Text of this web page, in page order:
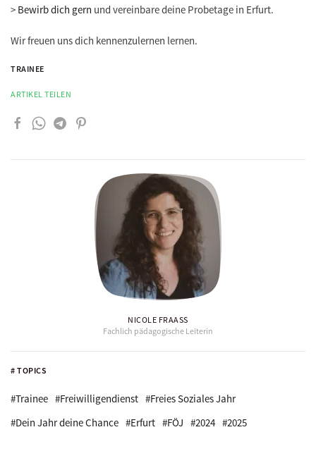
# TOPICS
#Trainee #Freiwilligendienst #Freies Soziales Jahr
#Dein Jahr deine Chance #Erfurt #FÖJ #2024 #2025
> Bewirb dich gern und vereinbare deine Probetage in Erfurt.
Wir freuen uns dich kennenzulernen lernen.
TRAINEE
ARTIKEL TEILEN
NICOLE FRAASS
Fachlich pädagogische Leiterin